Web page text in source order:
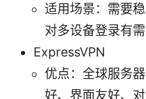
适用场景：需要
对多设备登录有需
ExpressVPN
优点：全球服务
好、界面友好、